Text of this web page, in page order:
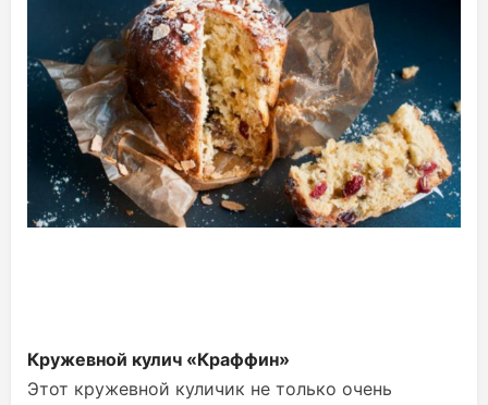
Кружевной кулич «Краффин»
Этот кружевной куличик не только очень